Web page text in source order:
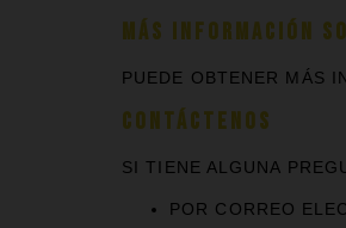
MÁS INFORMACIÓN
PUEDE OBTENER MÁS
CONTÁCTENOS
SI TIENE ALGUNA
POR CORREO